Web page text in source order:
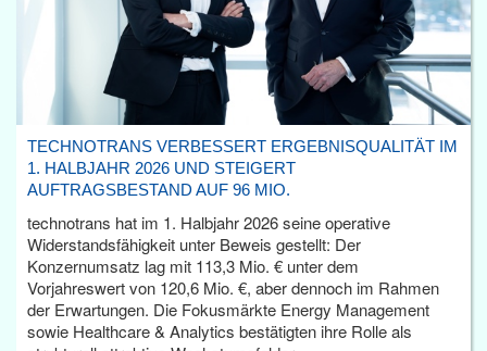
TECHNOTRANS VERBESSERT ERGEBNISQUALITÄT IM
1. HALBJAHR 2026 UND STEIGERT
AUFTRAGSBESTAND AUF 96 MIO.
technotrans hat im 1. Halbjahr 2026 seine operative
Widerstandsfähigkeit unter Beweis gestellt: Der
Konzernumsatz lag mit 113,3 Mio. € unter dem
Vorjahreswert von 120,6 Mio. €, aber dennoch im Rahmen
der Erwartungen. Die Fokusmärkte Energy Management
sowie Healthcare & Analytics bestätigten ihre Rolle als